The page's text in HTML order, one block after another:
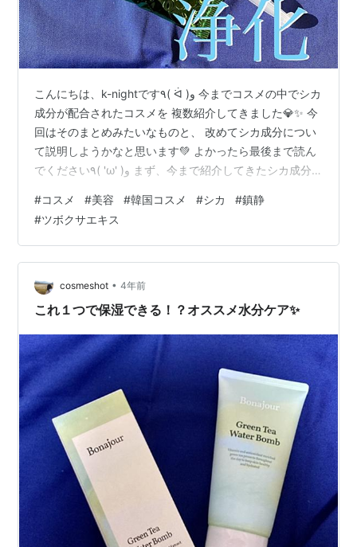
こんにちは、k-nightです٩( ᐛ )و 今までコスメの中でシカ
成分が配合されたコスメを 複数紹介してきました💎✨ 今
回はそのまとめみたいなものと、 改めてシカ成分につい
て説明しようかなと思います💚 よかったら最後まで読ん
でください٩( 'ω' )و まず、今まで紹介してきたシカ成分
事のゴールドとシカで鎮静を手助けしてくれるコスメ。
MIDAMUSUというブランドさんです🌿 【日本で化粧品登
録済】ミダムス 注射器スキンケアシリーズ（美容液） ゴ
ールドシカ... 注射器型で内容量は少なく感じるけど、 少
量で伸びがよく…
#コスメ #美容 #韓国コスメ #シカ #鎮静
#ツボクサエキス
cosmeshot • 4年前
これ１つで保湿できる！？オススメ水分ケア✨